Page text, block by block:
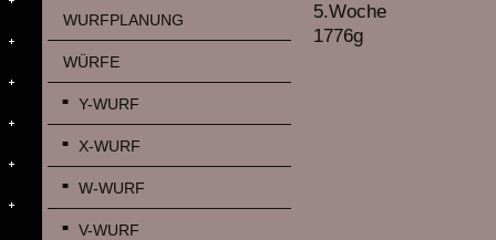
WURFPLANUNG
WÜRFE
Y-WURF
X-WURF
W-WURF
V-WURF
5.Woche
1776g